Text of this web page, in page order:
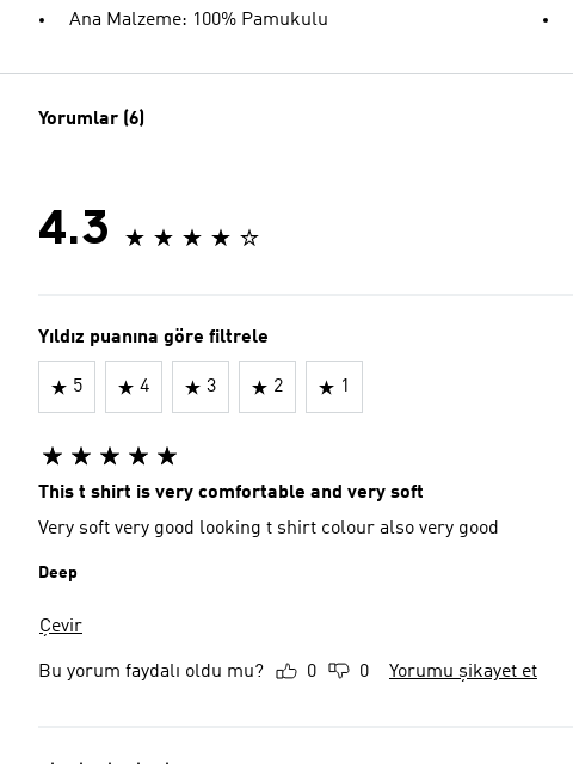
Ana Malzeme: 100% Pamukulu
Yorumlar (6)
4.3
Yıldız puanına göre filtrele
5 4 3 2 1
This t shirt is very comfortable and very soft
Very soft very good looking t shirt colour also very good
Deep
Çevir
Bu yorum faydalı oldu mu? 0 0 Yorumu şikayet et